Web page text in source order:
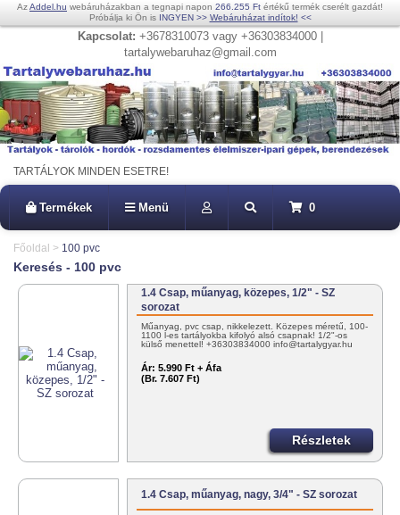
AzAddel.hu webáruházakban a tegnapi napon 266.255 Ft értékű termék cserélt gazdát!
Próbálja ki Ön is INGYEN >> Webáruházat indítok! <<
Kapcsolat: +3678310073 vagy +36303834000 |
tartalywebaruhaz@gmail.com
TARTÁLYOK MINDEN ESETRE!
Termékek Menü 0
Főoldal > 100 pvc
Keresés - 100 pvc
1.4 Csap, műanyag, közepes, 1/2" - SZ
sorozat
Műanyag, pvc csap, nikkelezett. Közepes méretű, 100-
1100 l-es tartályokba kifolyó alsó csapnak! 1/2"-os
külső menettel! +36303834000 info@tartalygyar.hu
Ár: 5.990 Ft + Áfa
(Br. 7.607 Ft)
Részletek
1.4 Csap, műanyag, nagy, 3/4" - SZ sorozat